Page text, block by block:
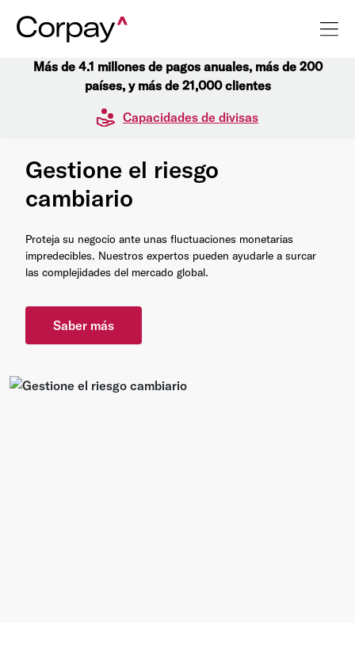
Más de 4.1 millones de pagos anuales, más de 200
países, y más de 21,000 clientes
Capacidades de divisas
Gestione el riesgo
cambiario
Proteja su negocio ante unas fluctuaciones monetarias
impredecibles. Nuestros expertos pueden ayudarle a surcar
las complejidades del mercado global.
Saber más